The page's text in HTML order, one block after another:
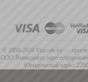
© 2009-2026 Vincode.by —
ООО Винкодавто
Юридический адрес: